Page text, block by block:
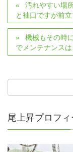
汚れやすい場
と袖口ですが前
機械もその時
でメンテナンス
尾上昇プロフ